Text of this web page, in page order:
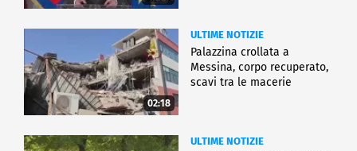
02:18
ULTIME NOTIZIE
Palazzina crollata a
Messina, corpo recuperato,
scavi tra le macerie
ULTIME NOTIZIE